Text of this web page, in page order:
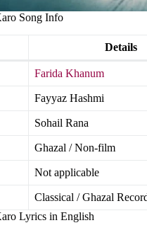
Song Info
Details
Farida Khanum
Fayyaz Hashmi
Sohail Rana
Ghazal / Non-film
Not applicable
Classical / Ghazal
Lyrics in English